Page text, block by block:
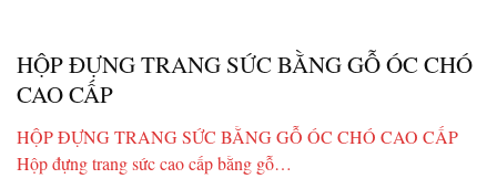
HỘP ĐỰNG TRANG SỨC BẰNG GỖ ÓC CHÓ
CAO CẤP
HỘP ĐỰNG TRANG SỨC BẰNG GỖ ÓC CHÓ CAO CẤP
Hộp đựng trang sức cao cấp bằng gỗ…